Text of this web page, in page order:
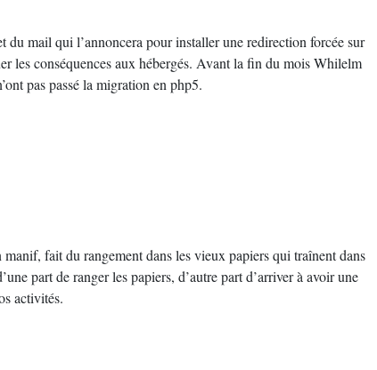
mail qui l’annoncera pour installer une redirection forcée sur
les conséquences aux hébergés. Avant la fin du mois Whilelm
pas passé la migration en php5.
fait du rangement dans les vieux papiers qui traînent dans
part de ranger les papiers, d’autre part d’arriver à avoir une
activités.